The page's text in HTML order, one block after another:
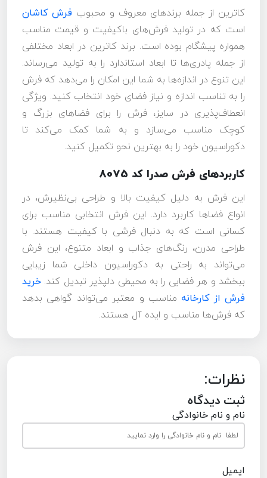
کاترین از جمله برندهای معروف و محبوب فرش کاشان
است که در تولید فرش‌های باکیفیت و قیمت مناسب
همواره پیشگام بوده است. برند کاترین در ابعاد مختلفی
از جمله پادری‌ها تا ابعاد استاندارد را به تولید می‌رساند.
این تنوع در اندازه‌ها به شما این امکان را می‌دهد که فرش
را به تناسب اندازه و نیاز فضای خود انتخاب کنید. ویژگی
انعطاف‌پذیری در سایز، فرش را برای فضاهای بزرگ و
کوچک مناسب می‌سازد و به شما کمک می‌کند تا
دکوراسیون خود را به بهترین نحو تکمیل کنید.
کاربردهای فرش صدرا کد 8075
این فرش به دلیل کیفیت بالا و طراحی بی‌نظیرش، در
انواع فضاها کاربرد دارد. این فرش انتخابی مناسب برای
کسانی است که به دنبال فرشی با کیفیت هستند. با
طراحی مدرن، رنگ‌های جذاب و ابعاد متنوع، این فرش
می‌تواند به راحتی به دکوراسیون داخلی شما زیبایی
ببخشد و هر فضایی را به محیطی دلپذیر تبدیل کند. خرید
فرش از کارخانه مناسب و معتبر می‌تواند گواهی بدهد
که فرش‌ها مناسب و ایده آل هستند.
نظرات:
ثبت دیدگاه
نام و نام خانوادگی
ایمیل